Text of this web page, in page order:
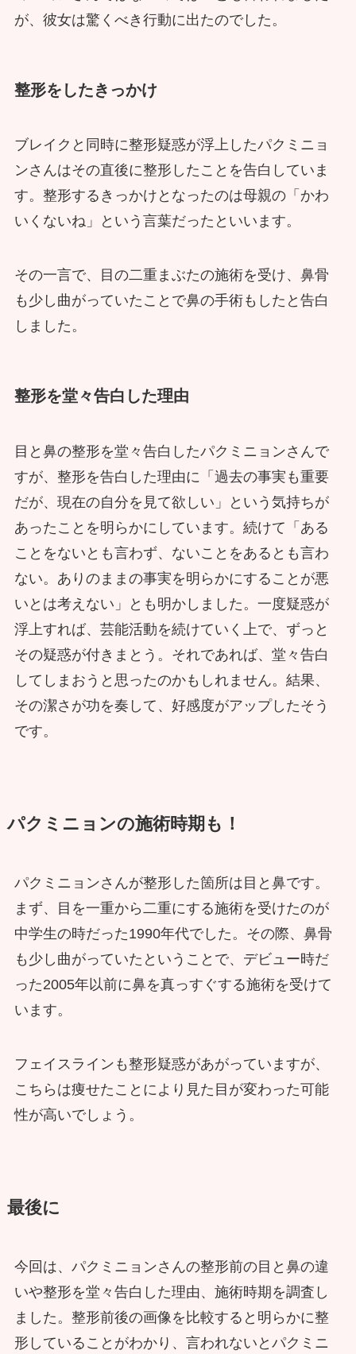
が、彼女は驚くべき行動に出たのでした。
整形をしたきっかけ
ブレイクと同時に整形疑惑が浮上したパクミニョ
ンさんはその直後に整形したことを告白していま
す。整形するきっかけとなったのは母親の「かわ
いくないね」という言葉だったといいます。
その一言で、目の二重まぶたの施術を受け、鼻骨
も少し曲がっていたことで鼻の手術もしたと告白
しました。
整形を堂々告白した理由
目と鼻の整形を堂々告白したパクミニョンさんで
すが、整形を告白した理由に「過去の事実も重要
だが、現在の自分を見て欲しい」という気持ちが
あったことを明らかにしています。続けて「ある
ことをないとも言わず、ないことをあるとも言わ
ない。ありのままの事実を明らかにすることが悪
いとは考えない」とも明かしました。一度疑惑が
浮上すれば、芸能活動を続けていく上で、ずっと
その疑惑が付きまとう。それであれば、堂々告白
してしまおうと思ったのかもしれません。結果、
その潔さが功を奏して、好感度がアップしたそう
です。
パクミニョンの施術時期も！
パクミニョンさんが整形した箇所は目と鼻です。
まず、目を一重から二重にする施術を受けたのが
中学生の時だった1990年代でした。その際、鼻骨
も少し曲がっていたということで、デビュー時だ
った2005年以前に鼻を真っすぐする施術を受けて
います。
フェイスラインも整形疑惑があがっていますが、
こちらは痩せたことにより見た目が変わった可能
性が高いでしょう。
最後に
今回は、パクミニョンさんの整形前の目と鼻の違
いや整形を堂々告白した理由、施術時期を調査し
ました。整形前後の画像を比較すると明らかに整
形していることがわかり、言われないとパクミニ